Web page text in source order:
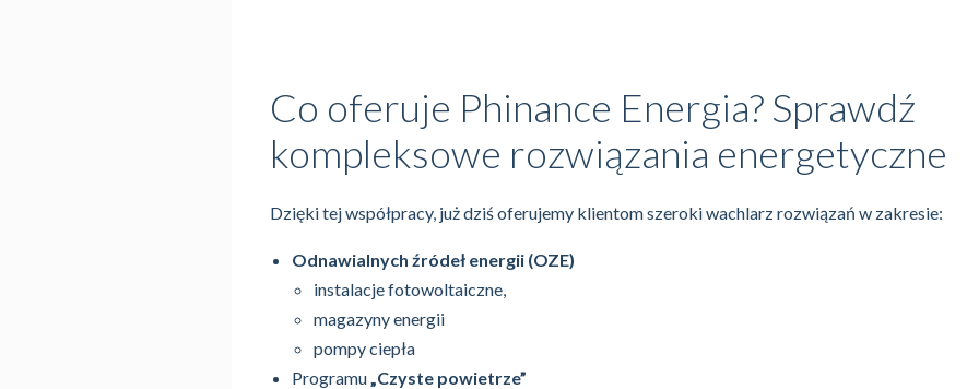
Co oferuje Phinance Energia? Sprawdź
kompleksowe rozwiązania energetyczne
Dzięki tej współpracy, już dziś oferujemy klientom szeroki wachlarz rozwiązań w zakresie:
Odnawialnych źródeł energii (OZE)
instalacje fotowoltaiczne,
magazyny energii
pompy ciepła
Programu „Czyste powietrze”